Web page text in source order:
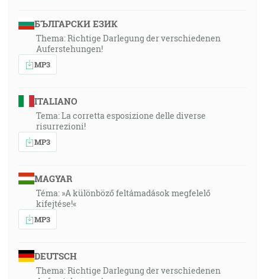
БЪЛГАРСКИ ЕЗИК
Thema: Richtige Darlegung der verschiedenen
Auferstehungen!
MP3
ITALIANO
Tema: La corretta esposizione delle diverse
risurrezioni!
MP3
MAGYAR
Téma: »A különböző feltámadások megfelelő
kifejtése!«
MP3
DEUTSCH
Thema: Richtige Darlegung der verschiedenen